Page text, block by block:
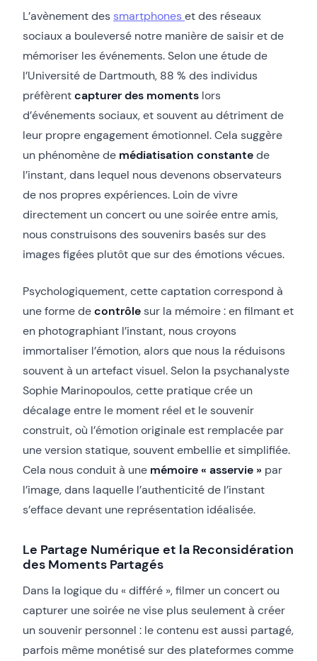
L’avènement des smartphoneset des réseaux
sociaux a bouleversé notre manière de saisir et de
mémoriser les événements. Selon une étude de
l’Université de Dartmouth, 88 % des individus
préfèrentcapturer des moments lors
d’événements sociaux, et souvent au détriment de
leur propre engagement émotionnel. Cela suggère
un phénomène de médiatisation constantede
l’instant, dans lequel nous devenons observateurs
de nos propres expériences. Loin de vivre
directement un concert ou une soirée entre amis,
nous construisons des souvenirs basés sur des
images figées plutôt que sur des émotions vécues.
Psychologiquement, cette captation correspond à
une forme decontrôlesur la mémoire : en filmant et
en photographiant l’instant, nous croyons
immortaliser l’émotion, alors que nous la réduisons
souvent à un artefact visuel. Selon la psychanalyste
Sophie Marinopoulos, cette pratique crée un
décalage entre le moment réel et le souvenir
construit, où l’émotion originale est remplacée par
une version statique, souvent embellie et simplifiée.
Cela nous conduit à une mémoire « asservie » par
l’image, dans laquelle l’authenticité de l’instant
s’efface devant une représentation idéalisée.
Le Partage Numérique et la Reconsidération
des Moments Partagés
Dans la logique du « différé », filmer un concert ou
capturer une soirée ne vise plus seulement à créer
un souvenir personnel : le contenu est aussi partagé,
parfois même monétisé sur des plateformes comme